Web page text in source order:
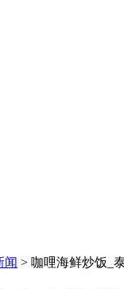
闻 > 咖哩海鲜炒饭_